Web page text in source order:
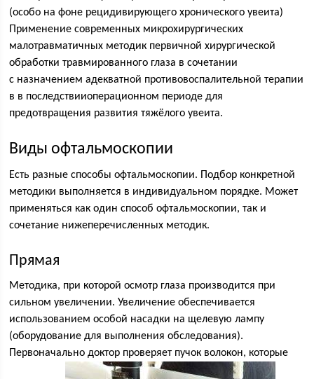
(особо на фоне рецидивирующего хронического увеита)
Применение современных микрохирургических
малотравматичных методик первичной хирургической
обработки травмированного глаза в сочетании
с назначением адекватной противовоспалительной терапии
в в последствииоперационном периоде для
предотвращения развития тяжёлого увеита.
Виды офтальмоскопии
Есть разные способы офтальмоскопии. Подбор конкретной
методики выполняется в индивидуальном порядке. Может
применяться как один способ офтальмоскопии, так и
сочетание нижеперечисленных методик.
Прямая
Методика, при которой осмотр глаза производится при
сильном увеличении. Увеличение обеспечивается
использованием особой насадки на щелевую лампу
(оборудование для выполнения обследования).
Первоначально доктор проверяет пучок волокон, которые